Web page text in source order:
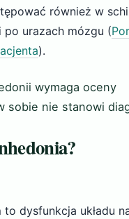
również w
po urazach mózgu (
).
wymaga oceny
sobie nie stanowi
dysfunkcja układu